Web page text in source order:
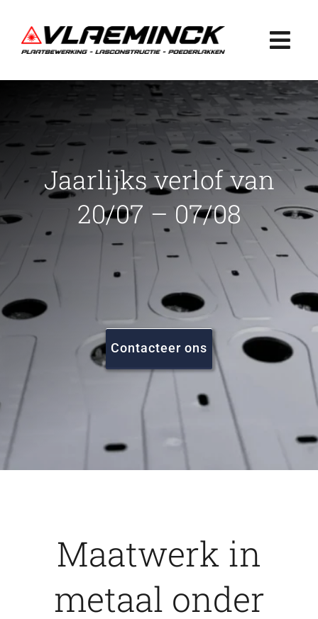
naar
inhoud
Plaatbewerking
Lasconstructie
Poederlakken
Projecten
FAQ
Vacatures
Jaarlijks verlof van
20/07 – 07/08
Contacteer ons
Maatwerk in
metaal onder